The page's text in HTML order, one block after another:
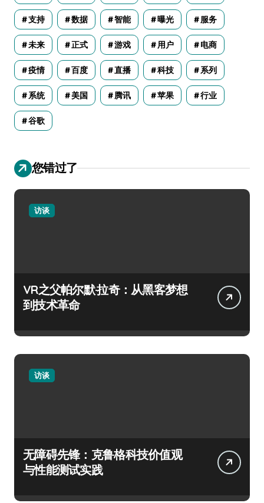
支持 数据 智能 曝光 服务
未来 正式 游戏 用户 电商
疫情 百度 直播 科技 系列
系统 美国 腾讯 苹果 行业
谷歌
您错过了
访谈
VR之父帕尔默·拉奇：从黑客梦想
到技术革命
访谈
无障碍先锋：克鲁格科技价值观
与性能测试实践